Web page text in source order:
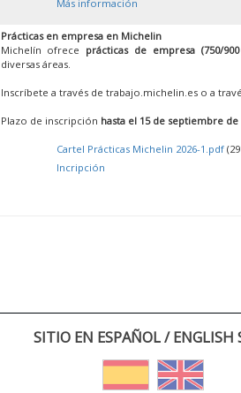
Más información
Prácticas en empresa en Michelin
Michelín ofrece prácticas de empresa (750/
diversas áreas.
Inscríbete a través de trabajo.michelin.es o a
Plazo de inscripción hasta el 15 de septiembre de
Cartel Prácticas Michelin 2026-1.pdf
Incripción
SITIO EN ESPAÑOL / ENGLISH